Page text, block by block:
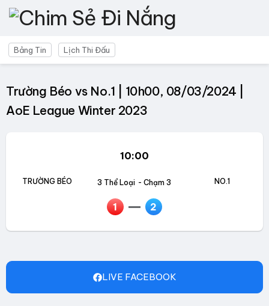
Bảng Tin Lịch Thi Đấu
Trường Béo vs No.1 | 10h00, 08/03/2024 |
AoE League Winter 2023
TRƯỜNG BÉO
10:00
3 Thể Loại - Chạm 3
1 2
NO.1
LIVE FACEBOOK